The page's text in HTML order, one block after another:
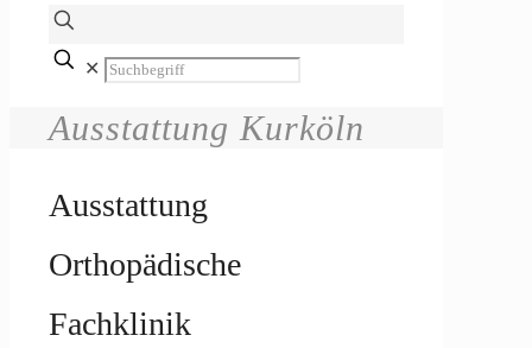
✕
Ausstattung Kurköln
Ausstattung
Orthopädische
Fachklinik